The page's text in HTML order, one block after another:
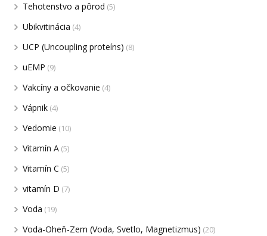
Tehotenstvo a pôrod (5)
Ubikvitinácia (4)
UCP (Uncoupling proteíns) (8)
uEMP (9)
Vakcíny a očkovanie (4)
Vápnik (4)
Vedomie (10)
Vitamín A (5)
Vitamín C (5)
vitamín D (7)
Voda (19)
Voda-Oheň-Zem (Voda, Svetlo, Magnetizmus) (20)